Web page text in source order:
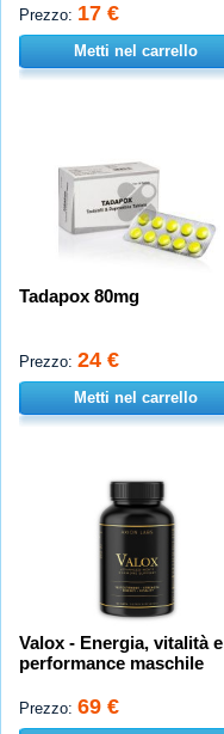
Prezzo: 17 €
Metti nel carrello
Tadapox 80mg
Prezzo: 24 €
Metti nel carrello
Valox - Energia, vitalità e
performance maschile
Prezzo: 69 €